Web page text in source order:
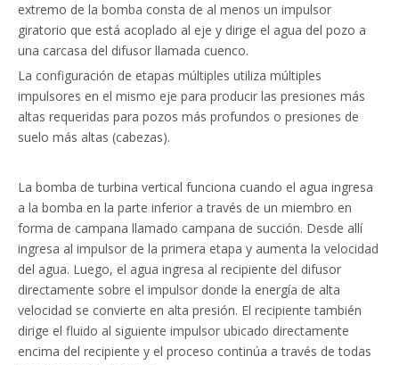
extremo de la bomba consta de al menos un impulsor
giratorio que está acoplado al eje y dirige el agua del pozo a
una carcasa del difusor llamada cuenco.
La configuración de etapas múltiples utiliza múltiples
impulsores en el mismo eje para producir las presiones más
altas requeridas para pozos más profundos o presiones de
suelo más altas (cabezas).
La bomba de turbina vertical funciona cuando el agua ingresa
a la bomba en la parte inferior a través de un miembro en
forma de campana llamado campana de succión. Desde allí
ingresa al impulsor de la primera etapa y aumenta la velocidad
del agua. Luego, el agua ingresa al recipiente del difusor
directamente sobre el impulsor donde la energía de alta
velocidad se convierte en alta presión. El recipiente también
dirige el fluido al siguiente impulsor ubicado directamente
encima del recipiente y el proceso continúa a través de todas